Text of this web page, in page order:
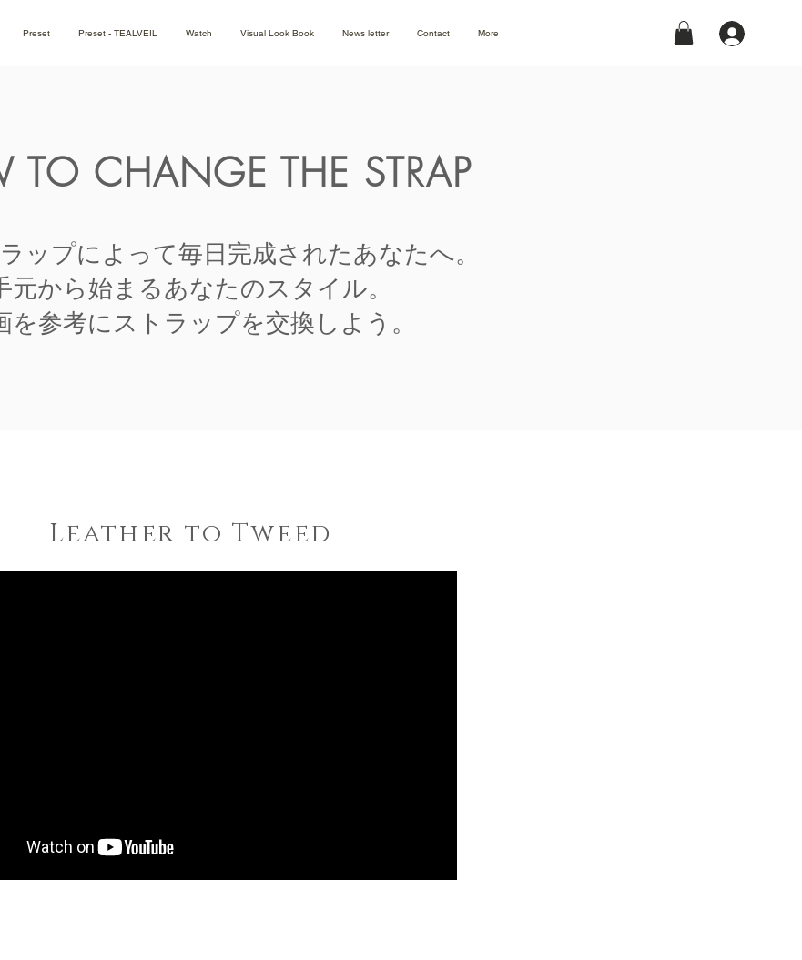
Preset Preset - TEALVEIL Watch Visual Look Book News letter Contact More
TO CHANGE THE STRAP
ップによって毎日完成されたあなたへ。
元から始まるあなたのスタイル。
を参考にストラップを交換しよう。
​Leather to Tweed